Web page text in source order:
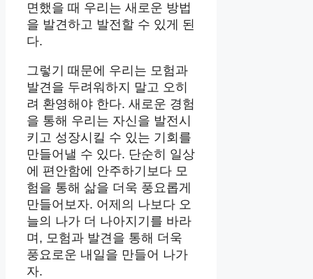
면했을 때 우리는 새로운 방법
을 발견하고 발전할 수 있게 된
다.
그렇기 때문에 우리는 모험과
발견을 두려워하지 말고 오히
려 환영해야 한다. 새로운 경험
을 통해 우리는 자신을 발전시
키고 성장시킬 수 있는 기회를
만들어낼 수 있다. 단순히 일상
에 편안함에 안주하기보다 모
험을 통해 삶을 더욱 풍요롭게
만들어보자. 어제의 나보다 오
늘의 나가 더 나아지기를 바라
며, 모험과 발견을 통해 더욱
풍요로운 내일을 만들어 나가
자.